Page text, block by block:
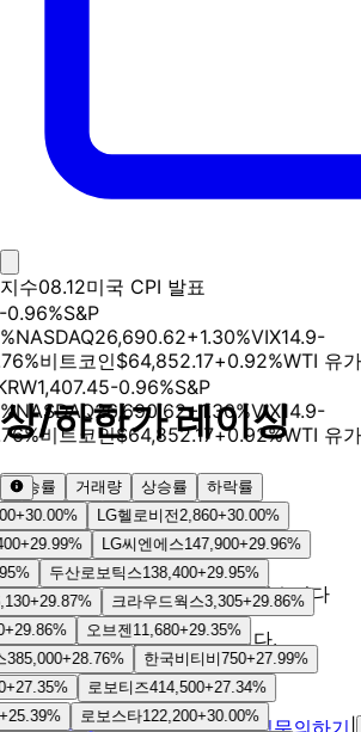
지수08.12미국 CPI 발표
%S&P
NASDAQ26,690.62+1.30%VIX14.9-
%비트코인$64,852.17+0.92%WTI 유가
1,407.45-0.96%S&P
NASDAQ26,690.62+1.30%VIX14.9-
%비트코인$64,852.17+0.92%WTI 유가
상승률 거래량 상승률
하락률
+30.00% LG헬로비전2,860+30.00%
+29.99% LG씨엔에스147,900+29.96%
% 두산로보틱스138,400+29.95%
+29.87% 크라우드웍스3,305+29.86%
29.86% 오브젠11,680+29.35%
385,000+28.76% 한국비티비750+27.99%
27.35% 로보티즈414,500+27.34%
25.39% 로보스타122,200+30.00%
상/하한가 레이싱
날짜 선택
상한가
하한가
🏁
오늘의 상한가 데이터가 아직 없습니다
장 마감 후 자동으로 수집됩니다.
© 2026 StocKing 👑
|소개이용약관개인정보처리방침문의하기